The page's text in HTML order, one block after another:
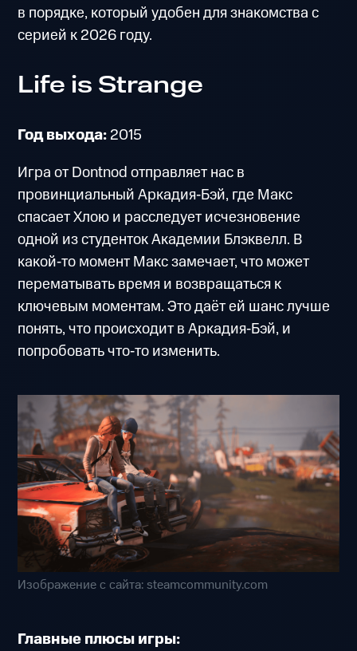
в порядке, который удобен для знакомства с
серией к 2026 году.
Life is Strange
Год выхода:2015
Игра от Dontnod отправляет нас в
провинциальный Аркадия‑Бэй, где Макс
спасает Хлою и расследует исчезновение
одной из студенток Академии Блэквелл. В
какой‑то момент Макс замечает, что может
перематывать время и возвращаться к
ключевым моментам. Это даёт ей шанс лучше
понять, что происходит в Аркадия‑Бэй, и
попробовать что‑то изменить.
Изображение с сайта: steamcommunity.com
Главные плюсы игры: